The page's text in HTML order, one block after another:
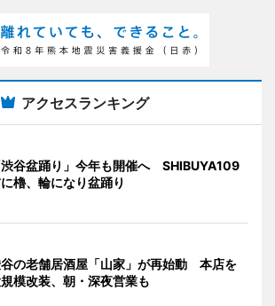
アクセスランキング
渋谷盆踊り」今年も開催へ SHIBUYA109
櫓、輪になり盆踊り
の老舗居酒屋「山家」が再始動 本店を
模改装、朝・深夜営業も